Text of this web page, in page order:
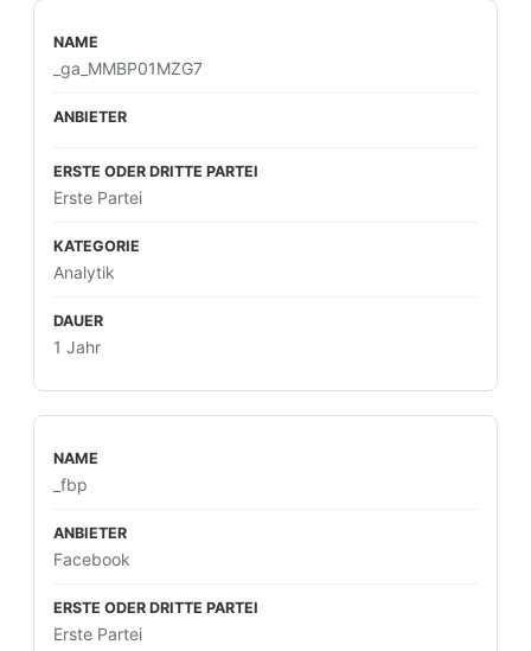
_ga_MMBP01MZG7
Erste Partei
Analytik
1 Jahr
_fbp
Facebook
Erste Partei